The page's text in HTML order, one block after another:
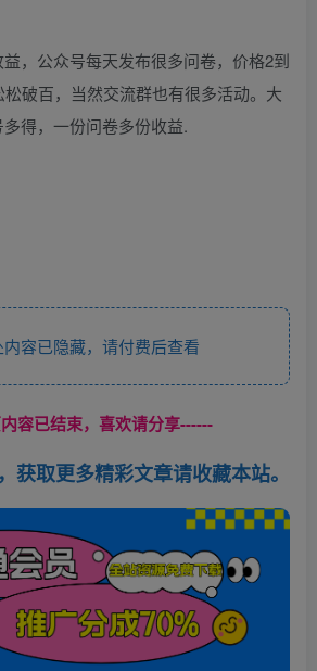
，公众号每天发布很多问卷，价格2到
破百，当然交流群也有很多活动。大
得，一份问卷多份收益.
容已隐藏，请付费后查看
容已结束，喜欢请分享------
获取更多精彩文章请收藏本站。